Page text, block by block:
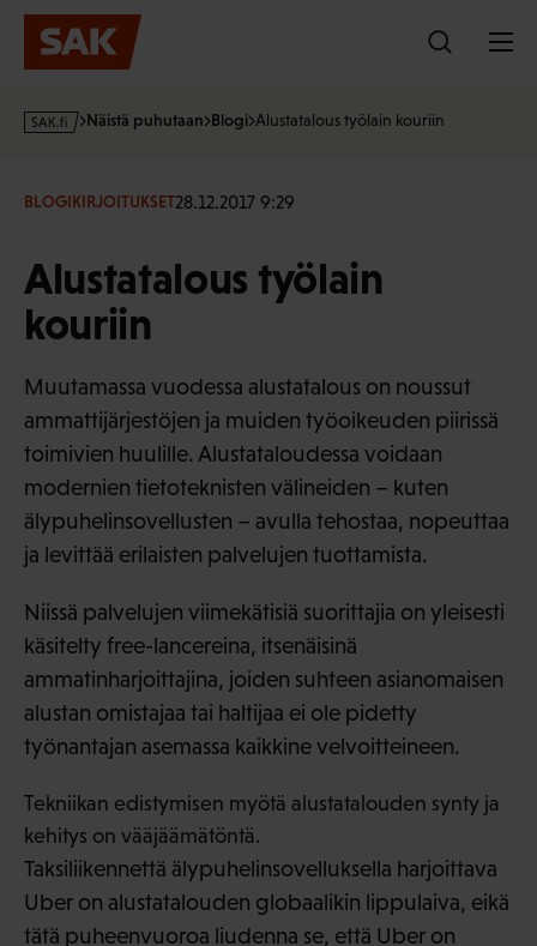
Hyppää
sisältöön
s
·
Näistä puhutaan Blogi Alustatalous työlain kouriin
BLOGIKIRJOITUKSET28.12.2017 9:29
Alustatalous työlain
kouriin
Muutamassa vuodessa alustatalous on noussut
ammattijärjestöjen ja muiden työoikeuden piirissä
toimivien huulille. Alustataloudessa voidaan
modernien tietoteknisten välineiden – kuten
älypuhelinsovellusten – avulla tehostaa, nopeuttaa
ja levittää erilaisten palvelujen tuottamista.
Niissä palvelujen viimekätisiä suorittajia on yleisesti
käsitelty free-lancereina, itsenäisinä
ammatinharjoittajina, joiden suhteen asianomaisen
alustan omistajaa tai haltijaa ei ole pidetty
työnantajan asemassa kaikkine velvoitteineen.
Tekniikan edistymisen myötä alustatalouden synty ja
kehitys on vääjäämätöntä.
Taksiliikennettä älypuhelinsovelluksella harjoittava
Uber on alustatalouden globaalikin lippulaiva, eikä
tätä puheenvuoroa liudenna se, että Uber on